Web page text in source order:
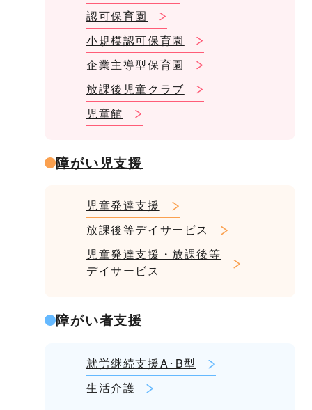
認可保育園
小規模認可保育園
企業主導型保育園
放課後児童クラブ
児童館
障がい児支援
児童発達支援
放課後等デイサービス
児童発達支援・放課後等
デイサービス
障がい者支援
就労継続支援A･B型
生活介護